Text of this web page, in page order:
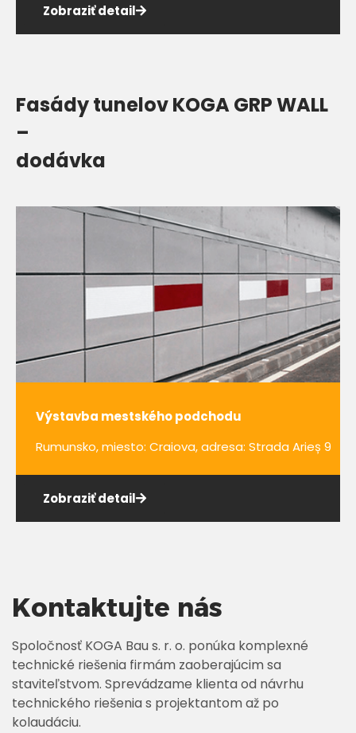
Zobraziť detail
Fasády tunelov KOGA GRP WALL
–
dodávka
Výstavba mestského podchodu
Rumunsko, miesto: Craiova, adresa: Strada Arieș 9
Zobraziť detail
Kontaktujte nás
Spoločnosť KOGA Bau s. r. o. ponúka komplexné
technické riešenia firmám zaoberajúcim sa
staviteľstvom. Sprevádzame klienta od návrhu
technického riešenia s projektantom až po
kolaudáciu.